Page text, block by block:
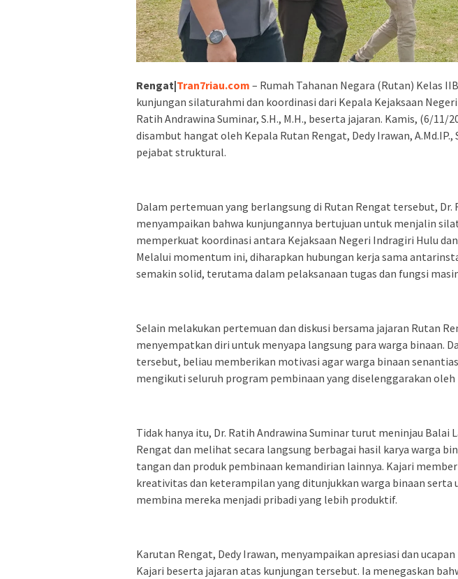
Rengat|Tran7riau.com – Rumah Tahanan Negara (Rutan) Kelas
kunjungan silaturahmi dan koordinasi dari Kepala Kejaksaan
Ratih Andrawina Suminar, S.H., M.H., beserta jajaran. Kamis, (6/11/
disambut hangat oleh Kepala Rutan Rengat, Dedy Irawan, A.Md.IP.,
pejabat struktural.
Dalam pertemuan yang berlangsung di Rutan Rengat tersebut, Dr.
menyampaikan bahwa kunjungannya bertujuan untuk menjalin
memperkuat koordinasi antara Kejaksaan Negeri Indragiri Hulu
Melalui momentum ini, diharapkan hubungan kerja sama
semakin solid, terutama dalam pelaksanaan tugas dan fungsi
Selain melakukan pertemuan dan diskusi bersama jajaran Rutan
menyempatkan diri untuk menyapa langsung para warga binaan.
tersebut, beliau memberikan motivasi agar warga binaan
mengikuti seluruh program pembinaan yang diselenggarakan oleh
Tidak hanya itu, Dr. Ratih Andrawina Suminar turut meninjau Balai
Rengat dan melihat secara langsung berbagai hasil karya warga
tangan dan produk pembinaan kemandirian lainnya. Kajari
kreativitas dan keterampilan yang ditunjukkan warga binaan serta
membina mereka menjadi pribadi yang lebih produktif.
Karutan Rengat, Dedy Irawan, menyampaikan apresiasi dan
Kajari beserta jajaran atas kunjungan tersebut. Ia menegaskan